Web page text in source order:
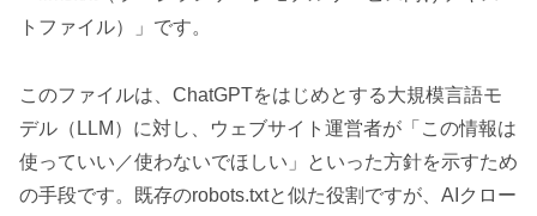
トファイル）」です。
このファイルは、ChatGPTをはじめとする大規模言語モ
デル（LLM）に対し、ウェブサイト運営者が「この情報は
使っていい／使わないでほしい」といった方針を示すため
の手段です。既存のrobots.txtと似た役割ですが、AIクロー